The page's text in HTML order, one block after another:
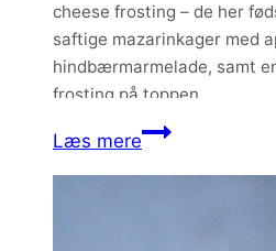
cheese frosting – de her
saftige mazarinkager med
hindbærmarmelade, samt
frosting på toppen.
Læs mere